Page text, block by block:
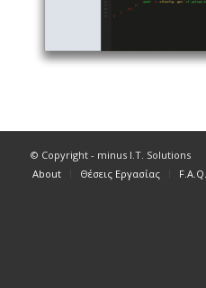
© Copyright - minus I.T. Solutions
About
Θέσεις Εργασίας F.A.Q.